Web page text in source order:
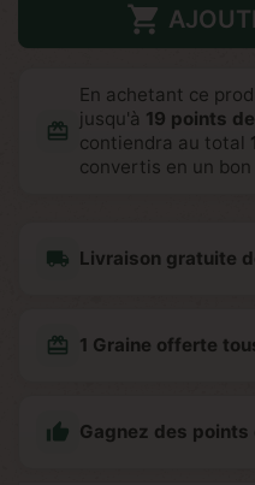

redeem
En achetant ce
jusqu'à 19 points
contiendra au total
convertis en un bon
local_shipping Livraison gratuite
redeem 1 Graine offerte
 Gagnez des